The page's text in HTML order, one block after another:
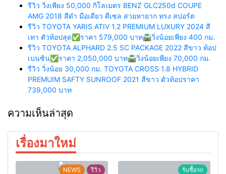
รีวิว วิ่งเพียง 50,000 กิโลเมตร BENZ GLC250d COUPE
AMG 2018 สีดำ มือเดียว ดีเซล สวยหายาก ทรง สปอร์ต
รีวิว TOYOTA YARIS ATIV 1.2 PREMIUM LUXURY 2024 สี
เทา ตัวท้อปสุด✅ราคา 579,000 บาท🛣️วิ่งน้อยเพียง 400 กม.
รีวิว TOYOTA ALPHARD 2.5 SC PACKAGE 2022 สีขาว ท้อป
เบนซิน✅ราคา 2,050,000 บาท🛣️วิ่งน้อยเพียง 70,000 กม.
รีวิว วิ่งน้อย 30,000 กม. TOYOTA CROSS 1.8 HYBRID
PREMUIM SAFTY SUNROOF 2021 สีขาว ตัวท้อปราคา
739,000 บาท
ความเห็นล่าสุด
เรื่องมาใหม่
NEWS รีวิว รับซื้อรถ